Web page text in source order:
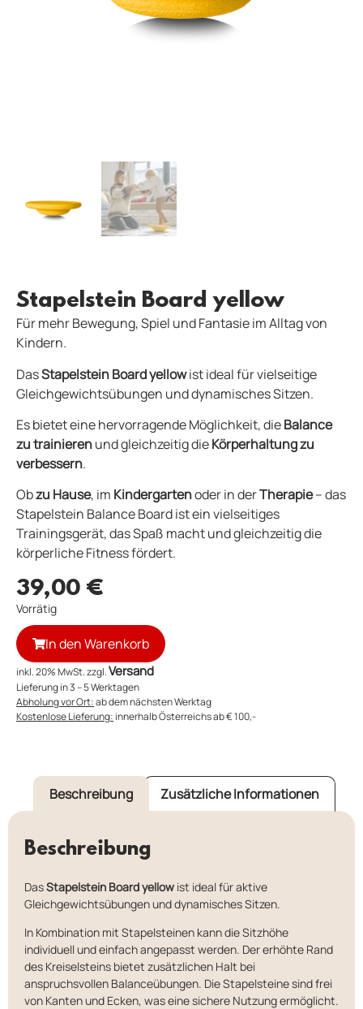
Stapelstein Board yellow
Für mehr Bewegung, Spiel und Fantasie im Alltag von
Kindern.
DasStapelstein Board yellowist ideal für vielseitige
Gleichgewichtsübungen und dynamisches Sitzen.
Es bietet eine hervorragende Möglichkeit, dieBalance
zu trainierenund gleichzeitig dieKörperhaltung zu
verbessern.
Obzu Hause, im Kindergartenoder in derTherapie– das
Stapelstein Balance Board ist ein vielseitiges
Trainingsgerät, das Spaß macht und gleichzeitig die
körperliche Fitness fördert.
39,00 €
Vorrätig
In den Warenkorb
inkl. 20% MwSt. zzgl.Versand
Lieferung in 3 – 5 Werktagen
Abholung vor Ort:ab dem nächsten Werktag
Kostenlose Lieferung: innerhalb Österreichs ab € 100,-
Beschreibung Zusätzliche Informationen
Beschreibung
DasStapelstein Board yellow ist ideal für aktive
Gleichgewichtsübungen und dynamisches Sitzen.
In Kombination mit Stapelsteinen kann die Sitzhöhe
individuell und einfach angepasst werden. Der erhöhte Rand
des Kreiselsteins bietet zusätzlichen Halt bei
anspruchsvollen Balanceübungen. Die Stapelsteine sind frei
von Kanten und Ecken, was eine sichere Nutzung ermöglicht.